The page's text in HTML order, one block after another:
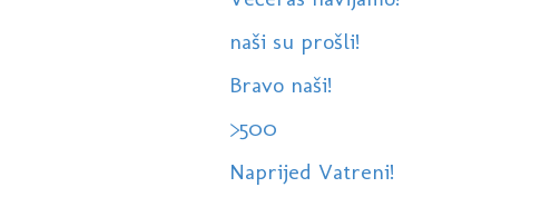
naši su prošli!
Bravo naši!
>500
Naprijed Vatreni!